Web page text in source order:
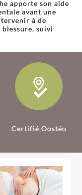
apporte son aide
avant une
à de
suivi
Certifié Oostéo